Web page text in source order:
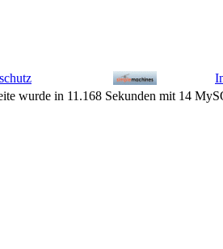
wurde in 11.168 Sekunden mit 14